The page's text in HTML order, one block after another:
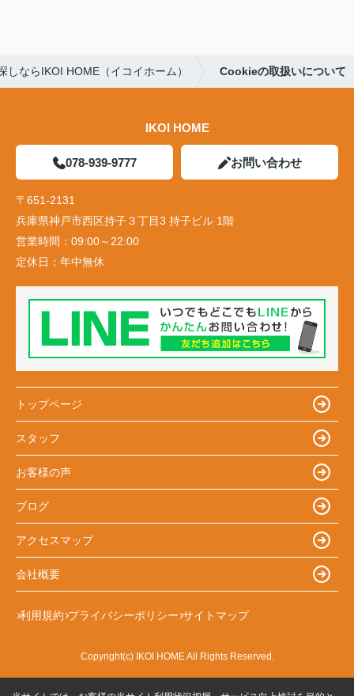
しならIKOI HOME（イコイホーム） Cookieの取扱いについて
IKOI HOME
078-939-9777 お問い合わせ
〒651-2131
兵庫県神戸市西区持子３丁目3 持子ビル 1階
営業時間： 09:00～22:00
定休日： 年中無休
トップページ
スタッフ
お客様の声
ブログ
アクセスマップ
会社概要
利用規約 プライバシーポリシー サイトマップ
Copyright(c) IKOI HOME All Rights Reserved.